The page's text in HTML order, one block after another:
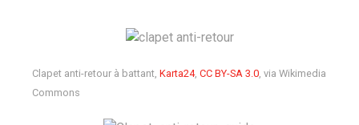
Clapet anti-retour à battant, Karta24, CC BY-SA 3.0, via Wikimedia
Commons